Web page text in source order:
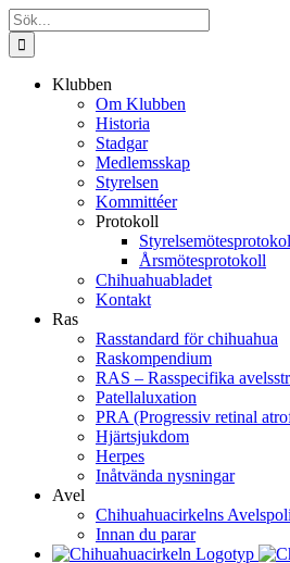
Fortsätt
till
innehållet
Sök
efter:
Klubben
Om Klubben
Historia
Stadgar
Medlemsskap
Styrelsen
Kommittéer
Protokoll
Årsmötesprotokoll
Chihuahuabladet
Kontakt
Ras
Rasstandard för chihuahua
Raskompendium
RAS – Rasspecifika
Patellaluxation
PRA (Progressiv retinal
Hjärtsjukdom
Herpes
Inåtvända nysningar
Avel
Chihuahuacirkelns
Innan du parar